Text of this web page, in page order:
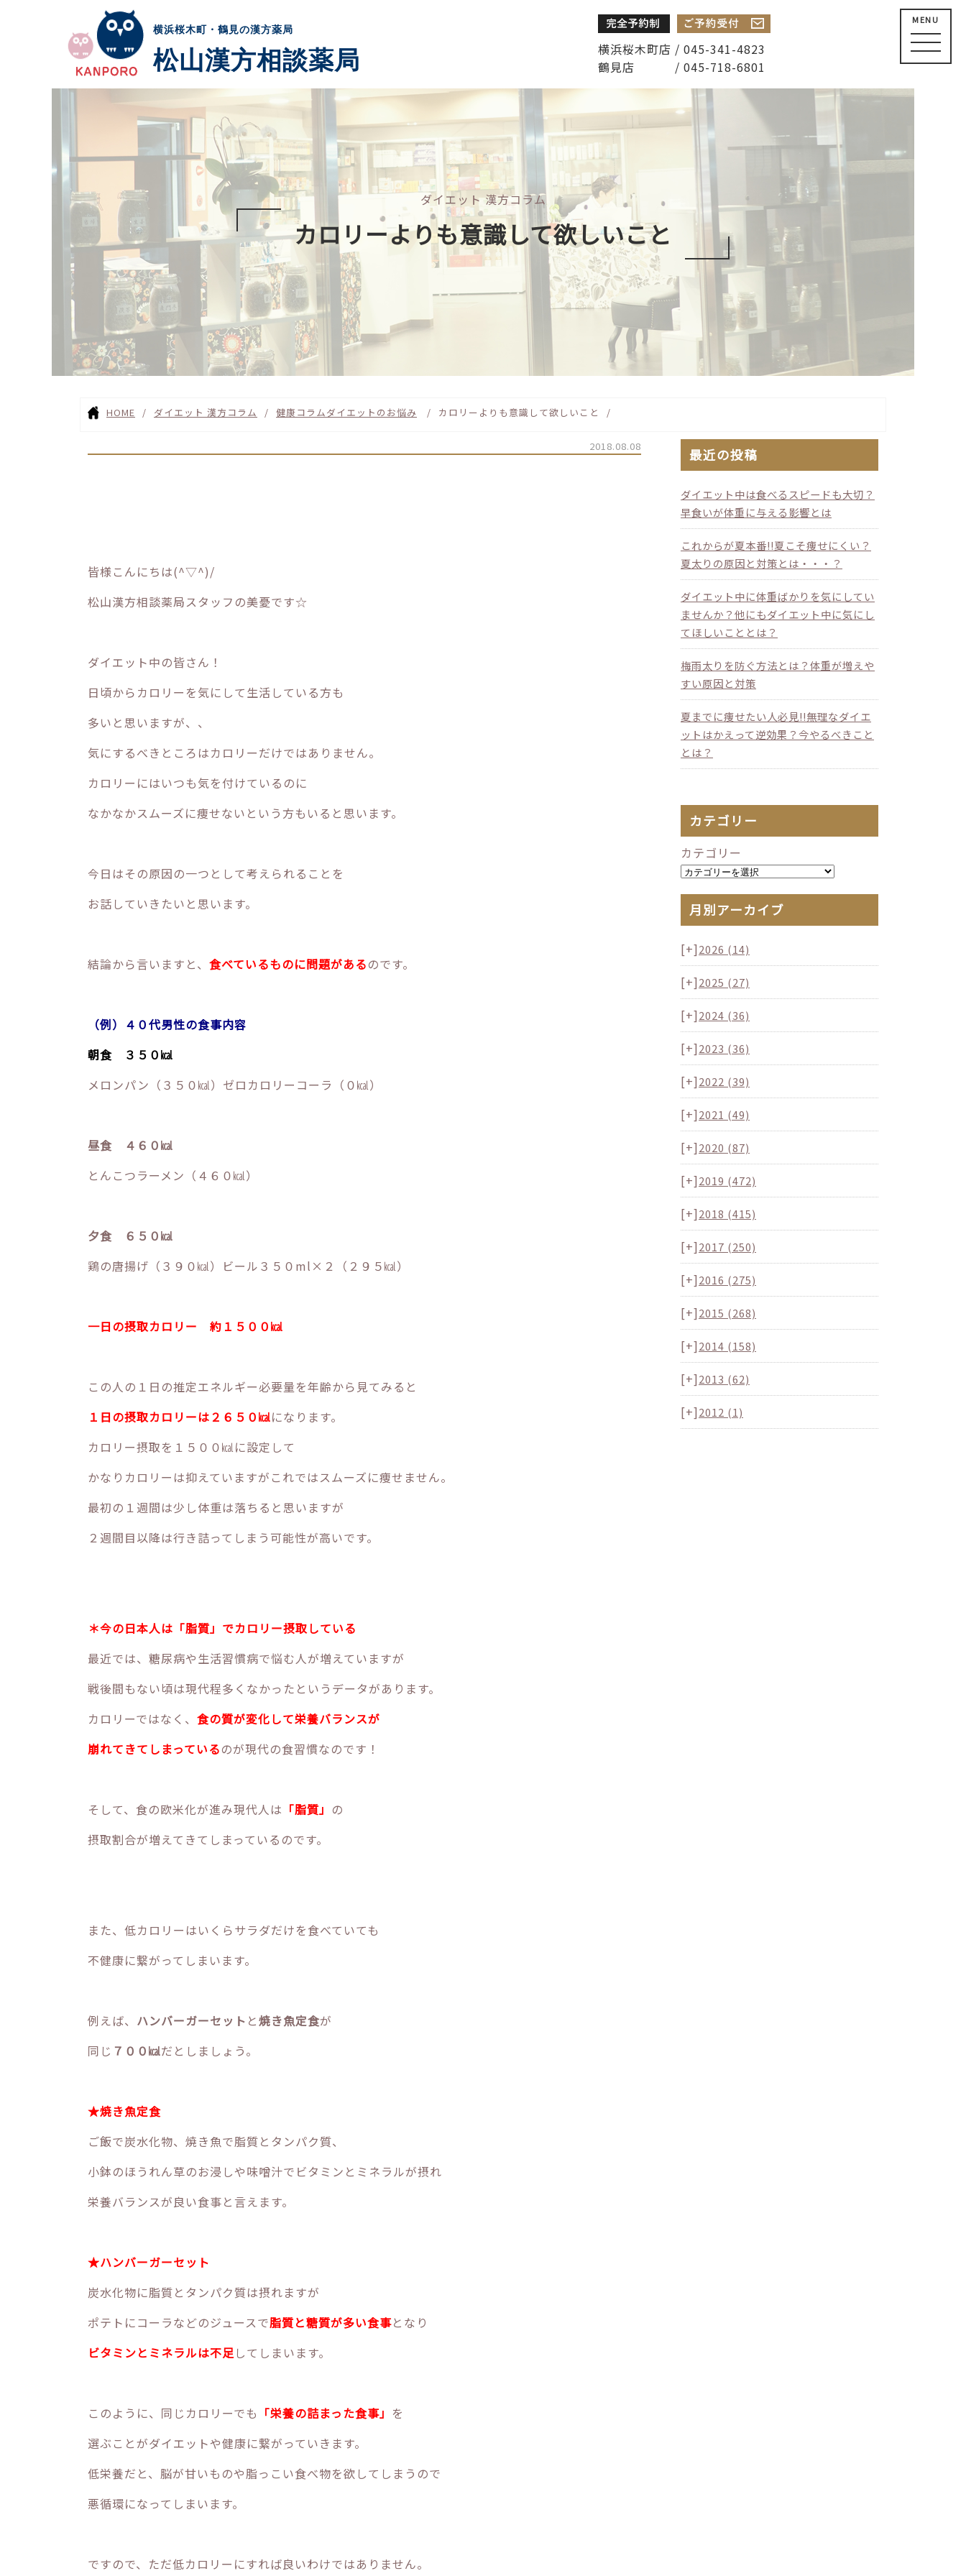
横浜桜木町・鶴見の漢方薬局
松山漢方相談薬局
横浜桜木町店 / 045-341-4823
鶴見店 / 045-718-6801
MENU
ダイエット 漢方コラム
カロリーよりも意識して欲しいこと
HOME ダイエット 漢方コラム 健康コラムダイエットのお悩み カロリーよりも意識して欲しいこと
2018.08.08
皆様こんにちは(^▽^)/
松山漢方相談薬局スタッフの美憂です☆
ダイエット中の皆さん！
日頃からカロリーを気にして生活している方も
多いと思いますが、、
気にするべきところはカロリーだけではありません。
カロリーにはいつも気を付けているのに
なかなかスムーズに痩せないという方もいると思います。
今日はその原因の一つとして考えられることを
お話していきたいと思います。
結論から言いますと、 食べているものに問題があるのです。
（例）４０代男性の食事内容
朝食 ３５０㎉
メロンパン（３５０㎉）ゼロカロリーコーラ（０㎉）
昼食 ４６０㎉
とんこつラーメン（４６０㎉）
夕食 ６５０㎉
鶏の唐揚げ（３９０㎉）ビール３５０ml×２（２９５㎉）
一日の摂取カロリー 約１５００㎉
この人の１日の推定エネルギー必要量を年齢から見てみると
１日の摂取カロリーは２６５０㎉になります。
カロリー摂取を１５００㎉に設定して
かなりカロリーは抑えていますがこれではスムーズに痩せません。
最初の１週間は少し体重は落ちると思いますが
２週間目以降は行き詰ってしまう可能性が高いです。
＊今の日本人は「脂質」でカロリー摂取している
最近では、糖尿病や生活習慣病で悩む人が増えていますが
戦後間もない頃は現代程多くなかったというデータがあります。
カロリーではなく、 食の質が変化して栄養バランスが
崩れてきてしまっているのが現代の食習慣なのです！
そして、食の欧米化が進み現代人は 「脂質」 の
摂取割合が増えてきてしまっているのです。
また、低カロリーはいくらサラダだけを食べていても
不健康に繋がってしまいます。
例えば、 ハンバーガーセット と焼き魚定食が
同じ ７００㎉だとしましょう。
★焼き魚定食
ご飯で炭水化物、焼き魚で脂質とタンパク質、
小鉢のほうれん草のお浸しや味噌汁でビタミンとミネラルが摂れ
栄養バランスが良い食事と言えます。
★ハンバーガーセット
炭水化物に脂質とタンパク質は摂れますが
ポテトにコーラなどのジュースで脂質と糖質が多い食事となり
ビタミンとミネラルは不足してしまいます。
このように、同じカロリーでも 「栄養の詰まった食事」 を
選ぶことがダイエットや健康に繋がっていきます。
低栄養だと、脳が甘いものや脂っこい食べ物を欲してしまうので
悪循環になってしまいます。
ですので、ただ低カロリーにすれば良いわけではありません。
最近の投稿
ダイエット中は食べるスピードも大切？
早食いが体重に与える影響とは
これからが夏本番!!夏こそ痩せにくい？
夏太りの原因と対策とは・・・？
ダイエット中に体重ばかりを気にしてい
ませんか？他にもダイエット中に気にし
てほしいこととは？
梅雨太りを防ぐ方法とは？体重が増えや
すい原因と対策
夏までに痩せたい人必見!!無理なダイエ
ットはかえって逆効果？今やるべきこと
とは？
カテゴリー
カテゴリー
月別アーカイブ
[+]2026 (14)
[+]2025 (27)
[+]2024 (36)
[+]2023 (36)
[+]2022 (39)
[+]2021 (49)
[+]2020 (87)
[+]2019 (472)
[+]2018 (415)
[+]2017 (250)
[+]2016 (275)
[+]2015 (268)
[+]2014 (158)
[+]2013 (62)
[+]2012 (1)